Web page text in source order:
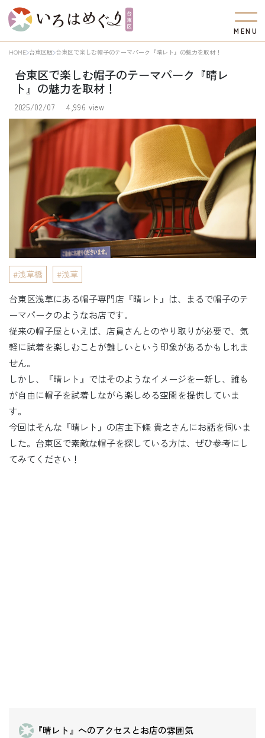
M EN U
HOME 台東区版 台東区で楽しむ帽子のテーマパーク『晴レト』の魅力を取材！
台東区で楽しむ帽子のテーマパーク『晴レ
ト』の魅力を取材！
2025/02/07 4,996 view
浅草橋 浅草
台東区浅草にある帽子専門店『晴レト』は、まるで帽子のテ
ーマパークのようなお店です。
従来の帽子屋といえば、店員さんとのやり取りが必要で、気
軽に試着を楽しむことが難しいという印象があるかもしれま
せん。
しかし、『晴レト』ではそのようなイメージを一新し、誰も
が自由に帽子を試着しながら楽しめる空間を提供していま
す。
今回はそんな『晴レト』の店主下條 貴之さんにお話を伺いま
した。台東区で素敵な帽子を探している方は、ぜひ参考にし
てみてください！
『晴レト』へのアクセスとお店の雰囲気